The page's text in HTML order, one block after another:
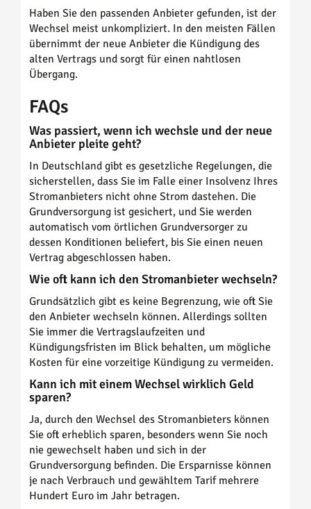
Haben Sie den passenden Anbieter gefunden, ist der
Wechsel meist unkompliziert. In den meisten Fällen
übernimmt der neue Anbieter die Kündigung des
alten Vertrags und sorgt für einen nahtlosen
Übergang.
FAQs
Was passiert, wenn ich wechsle und der neue
Anbieter pleite geht?
In Deutschland gibt es gesetzliche Regelungen, die
sicherstellen, dass Sie im Falle einer Insolvenz Ihres
Stromanbieters nicht ohne Strom dastehen. Die
Grundversorgung ist gesichert, und Sie werden
automatisch vom örtlichen Grundversorger zu
dessen Konditionen beliefert, bis Sie einen neuen
Vertrag abgeschlossen haben.
Wie oft kann ich den Stromanbieter wechseln?
Grundsätzlich gibt es keine Begrenzung, wie oft Sie
den Anbieter wechseln können. Allerdings sollten
Sie immer die Vertragslaufzeiten und
Kündigungsfristen im Blick behalten, um mögliche
Kosten für eine vorzeitige Kündigung zu vermeiden.
Kann ich mit einem Wechsel wirklich Geld
sparen?
Ja, durch den Wechsel des Stromanbieters können
Sie oft erheblich sparen, besonders wenn Sie noch
nie gewechselt haben und sich in der
Grundversorgung befinden. Die Ersparnisse können
je nach Verbrauch und gewähltem Tarif mehrere
Hundert Euro im Jahr betragen.